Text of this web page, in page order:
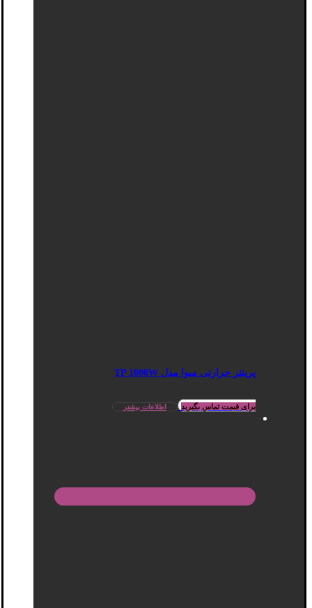
پرینتر حرارتی میوا مدل TP 1000W
برای قیمت تماس بگیرید اطلاعات بیشتر